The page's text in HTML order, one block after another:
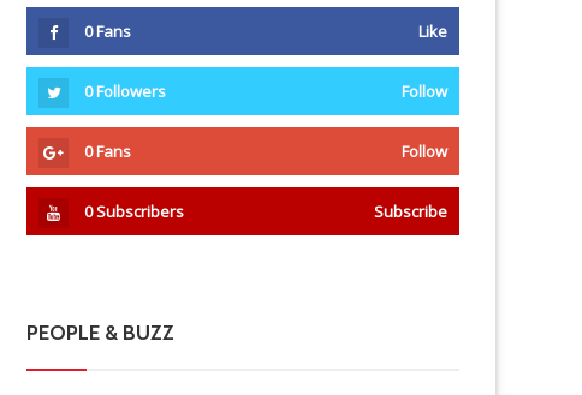
0Fans Like
0Followers Follow
0Fans Follow
0Subscribers Subscribe
PEOPLE & BUZZ